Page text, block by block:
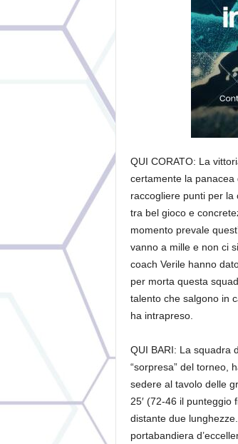
QUI CORATO: La
certamente la panacea
raccogliere punti per la
tra bel gioco e
momento prevale
vanno a mille e non ci
coach Verile hanno
per morta questa
talento che salgono in
ha intrapreso.
QUI BARI: La squadra
“sorpresa” del torneo,
sedere al tavolo delle
25′ (72-46 il punteggio
distante due
portabandiera